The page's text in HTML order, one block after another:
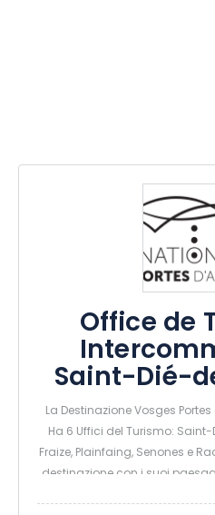
Office de
Saint-Dié-
La Destinazione Vosges
Ha 6 Uffici del Turismo:
Fraize, Plainfaing, Senones e
destinazione con i suoi
le orme dei nostri grandi